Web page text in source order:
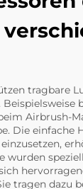
tragbare
Airbrush-
Die einfache
wurden
tragen dazu